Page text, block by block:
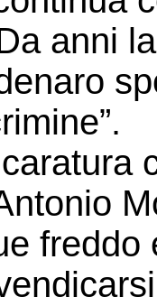
anni
freddo